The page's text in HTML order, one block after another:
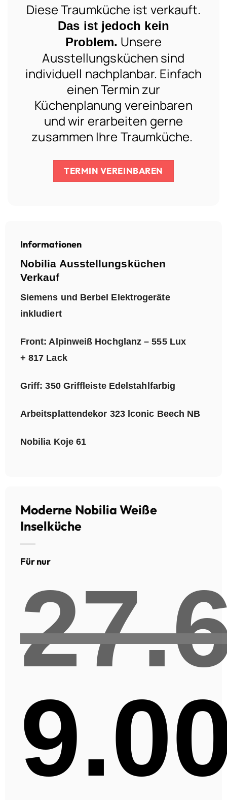
Diese Traumküche ist verkauft.
Das ist jedoch kein
Problem. Unsere
Ausstellungsküchen sind
individuell nachplanbar. Einfach
einen Termin zur
Küchenplanung vereinbaren
und wir erarbeiten gerne
zusammen Ihre Traumküche.
TERMIN VEREINBAREN
Informationen
Nobilia Ausstellungsküchen
Verkauf
Siemens und Berbel Elektrogeräte
inkludiert
Front: Alpinweiß Hochglanz – 555 Lux
+ 817 Lack
Griff: 350 Griffleiste Edelstahlfarbig
Arbeitsplattendekor 323 lconic Beech NB
Nobilia Koje 61
Moderne Nobilia Weiße
Inselküche
Für nur
Preis
war:
27.600,00€